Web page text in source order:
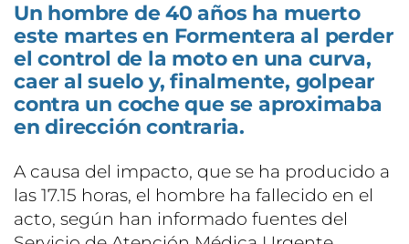
Un hombre de 40 años ha muerto
este martes en Formentera al perder
el control de la moto en una curva,
caer al suelo y, finalmente, golpear
contra un coche que se aproximaba
en dirección contraria.
A causa del impacto, que se ha producido a
las 17.15 horas, el hombre ha fallecido en el
acto, según han informado fuentes del